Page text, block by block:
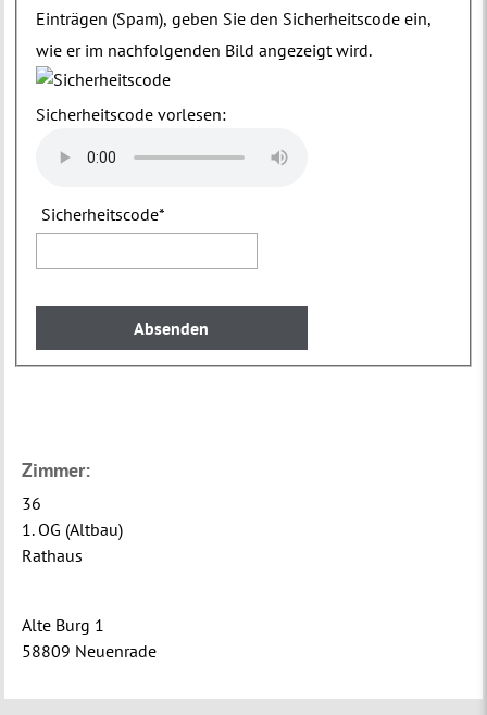
Einträgen (Spam), geben Sie den Sicherheitscode ein,
wie er im nachfolgenden Bild angezeigt wird.
Sicherheitscode vorlesen:
Sicherheitscode*
Zimmer:
36
1. OG (Altbau)
Rathaus
Alte Burg 1
58809 Neuenrade